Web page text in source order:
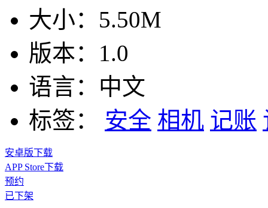
大小： 5.50M
版本： 1.0
语言： 中文
标签：
安全 相机 记账
安卓版下载
APP Store下载
预约
已下架